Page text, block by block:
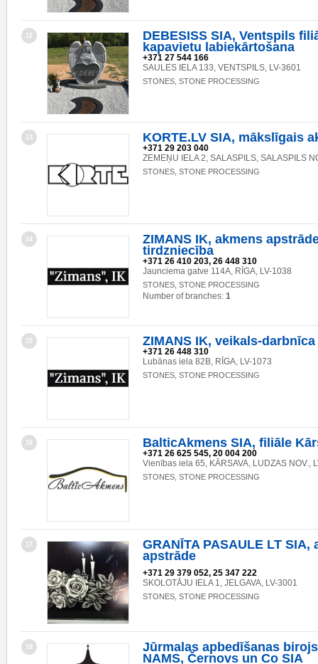
12
DEBESISS SIA, Ventspils
kapavietu labiekārtošana
+371 27 544 166
SAULES IELA 133, VENTSPILS, LV-3601
STONES, STONE PROCESSING
13 KORTE.LV SIA, mākslīgais
+371 29 203 040
ZEMEŅU IELA 2, SALASPILS, SALASPILS
STONES, STONE PROCESSING
14
ZIMANS IK, akmens
tirdzniecība
+371 26 410 203, 26 448 310
Jaunciema gatve 114A, RĪGA, LV-1038
STONES, STONE PROCESSING
Number of branches: 1
15 ZIMANS IK, veikals-darbnīca
+371 26 448 310
Lubānas iela 82B, RĪGA, LV-1073
STONES, STONE PROCESSING
16 BalticAkmens SIA, filiāle
+371 26 625 545, 20 004 200
Vienības iela 65, KĀRSAVA, LUDZAS NOV.,
STONES, STONE PROCESSING
17
GRANĪTA PASAULE LT SIA,
apstrāde
+371 29 379 052, 25 347 222
SKOLOTĀJU IELA 1, JELGAVA, LV-3001
STONES, STONE PROCESSING
18
Jūrmalas apbedīšanas
NAMS, Černovs un Co SIA